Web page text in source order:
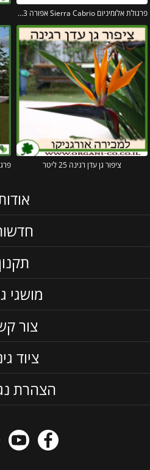
פרגולת אלומיניום Sierra Cabrio אפורה 3X10.3 נפתחת מבית פלרם – Canopia
ציפור גן עדן רגינה 25 ליטר
מושגי
צור
ציוד
הצהרת